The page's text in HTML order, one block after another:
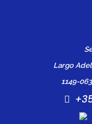
Largo
1149-